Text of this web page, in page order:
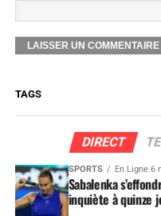
TAGS
DIRECT
SPORTS En Ligne 6
Sabalenka
inquiète à quinze